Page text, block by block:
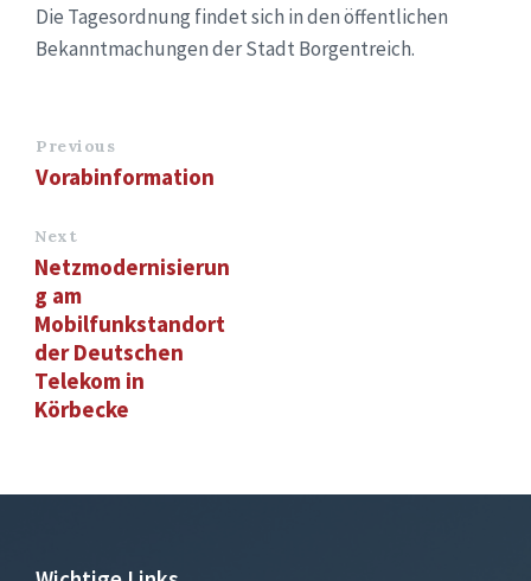
Die Tagesordnung findet sich in den öffentlichen
Bekanntmachungen der Stadt Borgentreich.
Previous
Vorabinformation
Next
Netzmodernisierun
g am
Mobilfunkstandort
der Deutschen
Telekom in
Körbecke